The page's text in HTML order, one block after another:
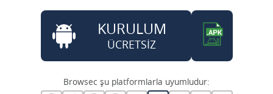
KURULUM
ÜCRETSİZ
Browsec şu platformlarla uyumludur: